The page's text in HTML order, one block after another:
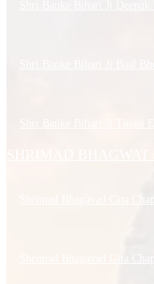
SHRIMAD